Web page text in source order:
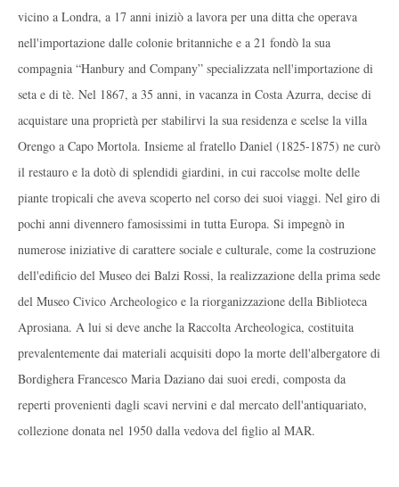
vicino a Londra, a 17 anni iniziò a lavora per una ditta che operava
nell'importazione dalle colonie britanniche e a 21 fondò la sua
compagnia “Hanbury and Company” specializzata nell'importazione di
seta e di tè. Nel 1867, a 35 anni, in vacanza in Costa Azurra, decise di
acquistare una proprietà per stabilirvi la sua residenza e scelse la villa
Orengo a Capo Mortola. Insieme al fratello Daniel (1825-1875) ne curò
il restauro e la dotò di splendidi giardini, in cui raccolse molte delle
piante tropicali che aveva scoperto nel corso dei suoi viaggi. Nel giro di
pochi anni divennero famosissimi in tutta Europa. Si impegnò in
numerose iniziative di carattere sociale e culturale, come la costruzione
dell'edificio del Museo dei Balzi Rossi, la realizzazione della prima sede
del Museo Civico Archeologico e la riorganizzazione della Biblioteca
Aprosiana. A lui si deve anche la Raccolta Archeologica, costituita
prevalentemente dai materiali acquisiti dopo la morte dell'albergatore di
Bordighera Francesco Maria Daziano dai suoi eredi, composta da
reperti provenienti dagli scavi nervini e dal mercato dell'antiquariato,
collezione donata nel 1950 dalla vedova del figlio al MAR.